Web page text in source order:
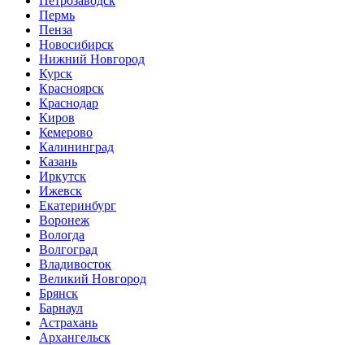
Пермь
Пенза
Новосибирск
Нижний Новгород
Курск
Красноярск
Краснодар
Киров
Кемерово
Калининград
Казань
Иркутск
Ижевск
Екатеринбург
Воронеж
Вологда
Волгоград
Владивосток
Великий Новгород
Брянск
Барнаул
Астрахань
Архангельск